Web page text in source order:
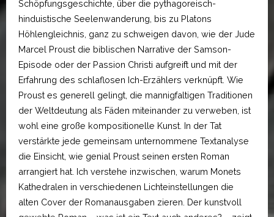
Schöpfungsgeschichte, über die pythagoreisch-
hinduistische Seelenwanderung, bis zu Platons
Höhlengleichnis, ganz zu schweigen davon, wie der Jude
Marcel Proust die biblischen Narrative der Samson-
Episode oder der Passion Christi aufgreift und mit der
Erfahrung des schlaflosen Ich-Erzählers verknüpft. Wie
Proust es generell gelingt, die mannigfaltigen Traditionen
der Weltdeutung als Fäden miteinander zu verweben, ist
wohl eine große kompositionelle Kunst. In der Tat
verstärkte jede gemeinsam unternommene Textanalyse
die Einsicht, wie genial Proust seinen ersten Roman
arrangiert hat. Ich verstehe inzwischen, warum Monets
Kathedralen in verschiedenen Lichteinstellungen die
alten Cover der Romanausgaben zieren. Der kunstvoll